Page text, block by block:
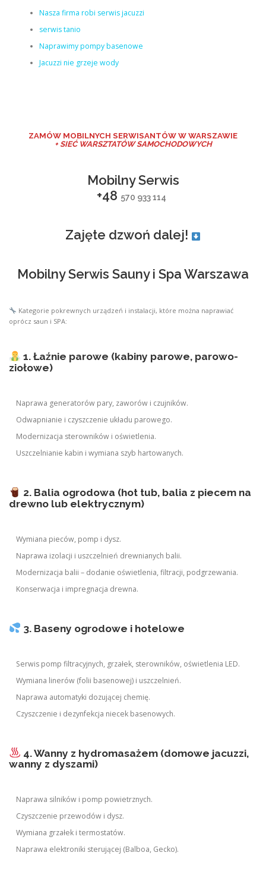
Nasza firma robi serwis jacuzzi
serwis tanio
Naprawimy pompy basenowe
Jacuzzi nie grzeje wody
ZAMÓW MOBILNYCH SERWISANTÓW W WARSZAWIE
+ SIEĆ WARSZTATÓW SAMOCHODOWYCH
Mobilny Serwis
+48 570 933 114
Zajęte dzwoń dalej!
Mobilny Serwis Sauny i Spa Warszawa
Kategorie pokrewnych urządzeń i instalacji, które można naprawiać
oprócz saun i SPA:
1. Łaźnie parowe (kabiny parowe, parowo-
ziołowe)
Naprawa generatorów pary, zaworów i czujników.
Odwapnianie i czyszczenie układu parowego.
Modernizacja sterowników i oświetlenia.
Uszczelnianie kabin i wymiana szyb hartowanych.
2. Balia ogrodowa (hot tub, balia z piecem na
drewno lub elektrycznym)
Wymiana pieców, pomp i dysz.
Naprawa izolacji i uszczelnień drewnianych balii.
Modernizacja balii – dodanie oświetlenia, filtracji, podgrzewania.
Konserwacja i impregnacja drewna.
3. Baseny ogrodowe i hotelowe
Serwis pomp filtracyjnych, grzałek, sterowników, oświetlenia LED.
Wymiana linerów (folii basenowej) i uszczelnień.
Naprawa automatyki dozującej chemię.
Czyszczenie i dezynfekcja niecek basenowych.
4. Wanny z hydromasażem (domowe jacuzzi,
wanny z dyszami)
Naprawa silników i pomp powietrznych.
Czyszczenie przewodów i dysz.
Wymiana grzałek i termostatów.
Naprawa elektroniki sterującej (Balboa, Gecko).